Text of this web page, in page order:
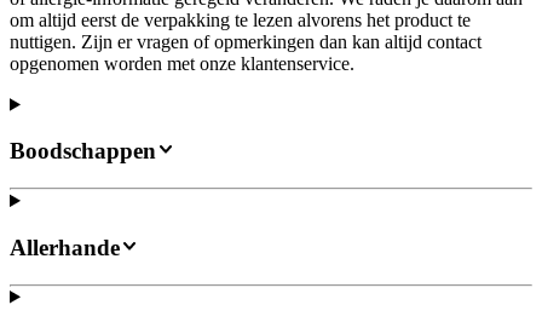
om altijd eerst de verpakking te lezen alvorens het product te
nuttigen. Zijn er vragen of opmerkingen dan kan altijd contact
opgenomen worden met onze klantenservice.
Boodschappen
Allerhande